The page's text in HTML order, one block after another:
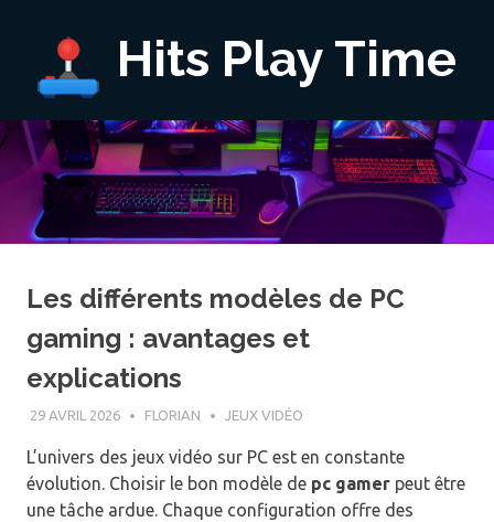
Hits Play Time
Les différents modèles de PC
gaming : avantages et
explications
29 AVRIL 2026 FLORIAN JEUX VIDÉO
L’univers des jeux vidéo sur PC est en constante
évolution. Choisir le bon modèle de pc gamer peut être
une tâche ardue. Chaque configuration offre des